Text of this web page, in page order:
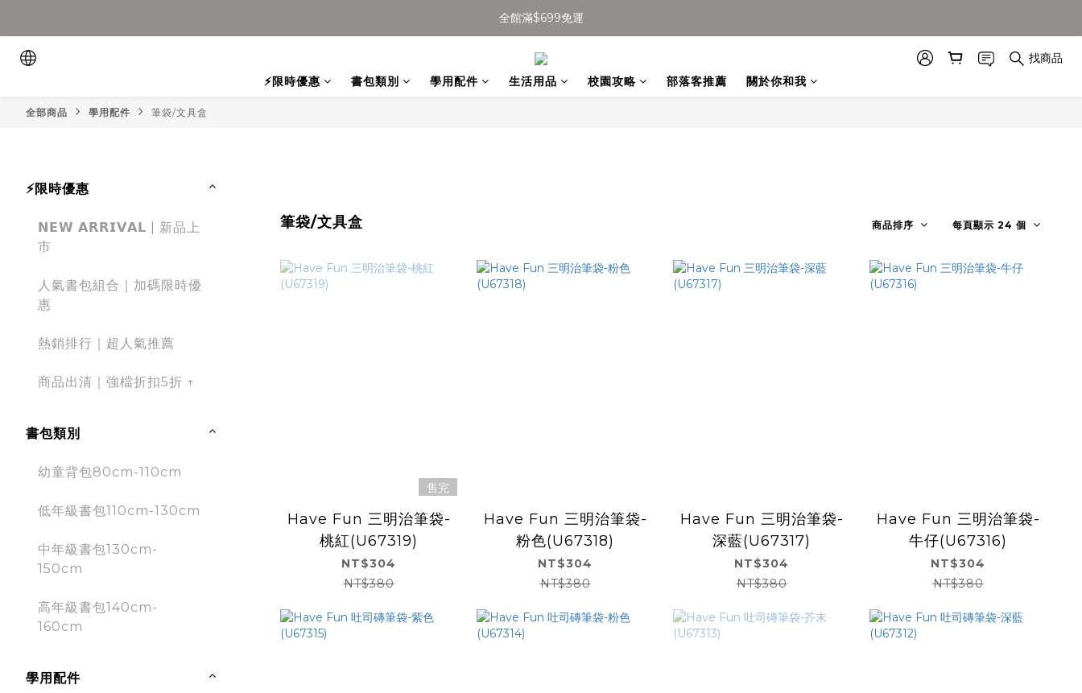
全館滿$699免運
全館滿$699免運
加入會員得$100購物金👉
全館滿$699免運
找商品
⚡限時優惠
書包類別 學用配件 生活用品 校園攻略 部落客推薦 關於你和我
全部商品 學用配件 筆袋/文具盒
⚡限時優惠
𝗡𝗘𝗪 𝗔𝗥𝗥𝗜𝗩𝗔𝗟 | 新品上
市
人氣書包組合｜加碼限時優
惠
熱銷排行｜超人氣推薦
商品出清｜強檔折扣5折 ↑
書包類別
幼童背包80cm-110cm
低年級書包110cm-130cm
中年級書包130cm-
150cm
高年級書包140cm-
160cm
學用配件
筆袋/文具盒 商品排序 每頁顯示 24 個
售完
Have Fun 三明治筆袋-
桃紅(U67319)
NT$304
NT$380
Have Fun 三明治筆袋-
粉色(U67318)
NT$304
NT$380
Have Fun 三明治筆袋-
深藍(U67317)
NT$304
NT$380
Have Fun 三明治筆袋-
牛仔(U67316)
NT$304
NT$380